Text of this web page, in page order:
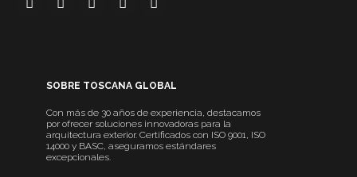
SOBRE TOSCANA GLOBAL
Con más de 30 años de experiencia, destacamos
por ofrecer soluciones innovadoras para la
arquitectura exterior. Certificados con ISO 9001, ISO
14000 y BASC, aseguramos estándares
excepcionales.